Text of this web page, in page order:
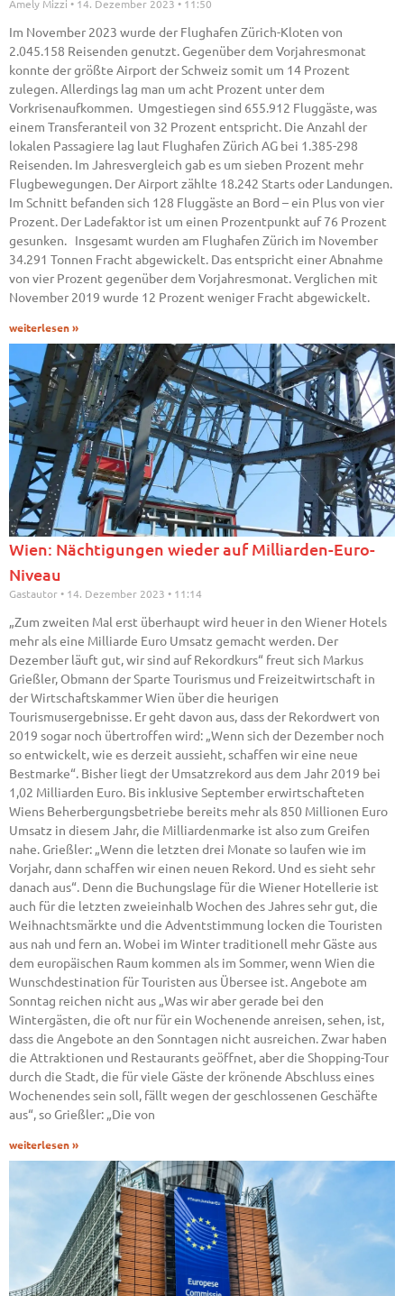
Amely Mizzi 14. Dezember 2023 11:50
Im November 2023 wurde der Flughafen Zürich-Kloten von
2.045.158 Reisenden genutzt. Gegenüber dem Vorjahresmonat
konnte der größte Airport der Schweiz somit um 14 Prozent
zulegen. Allerdings lag man um acht Prozent unter dem
Vorkrisenaufkommen. Umgestiegen sind 655.912 Fluggäste, was
einem Transferanteil von 32 Prozent entspricht. Die Anzahl der
lokalen Passagiere lag laut Flughafen Zürich AG bei 1.385-298
Reisenden. Im Jahresvergleich gab es um sieben Prozent mehr
Flugbewegungen. Der Airport zählte 18.242 Starts oder Landungen.
Im Schnitt befanden sich 128 Fluggäste an Bord – ein Plus von vier
Prozent. Der Ladefaktor ist um einen Prozentpunkt auf 76 Prozent
gesunken. Insgesamt wurden am Flughafen Zürich im November
34.291 Tonnen Fracht abgewickelt. Das entspricht einer Abnahme
von vier Prozent gegenüber dem Vorjahresmonat. Verglichen mit
November 2019 wurde 12 Prozent weniger Fracht abgewickelt.
weiterlesen »
Wien: Nächtigungen wieder auf Milliarden-Euro-
Niveau
Gastautor 14. Dezember 2023 11:14
„Zum zweiten Mal erst überhaupt wird heuer in den Wiener Hotels
mehr als eine Milliarde Euro Umsatz gemacht werden. Der
Dezember läuft gut, wir sind auf Rekordkurs“ freut sich Markus
Grießler, Obmann der Sparte Tourismus und Freizeitwirtschaft in
der Wirtschaftskammer Wien über die heurigen
Tourismusergebnisse. Er geht davon aus, dass der Rekordwert von
2019 sogar noch übertroffen wird: „Wenn sich der Dezember noch
so entwickelt, wie es derzeit aussieht, schaffen wir eine neue
Bestmarke“. Bisher liegt der Umsatzrekord aus dem Jahr 2019 bei
1,02 Milliarden Euro. Bis inklusive September erwirtschafteten
Wiens Beherbergungsbetriebe bereits mehr als 850 Millionen Euro
Umsatz in diesem Jahr, die Milliardenmarke ist also zum Greifen
nahe. Grießler: „Wenn die letzten drei Monate so laufen wie im
Vorjahr, dann schaffen wir einen neuen Rekord. Und es sieht sehr
danach aus“. Denn die Buchungslage für die Wiener Hotellerie ist
auch für die letzten zweieinhalb Wochen des Jahres sehr gut, die
Weihnachtsmärkte und die Adventstimmung locken die Touristen
aus nah und fern an. Wobei im Winter traditionell mehr Gäste aus
dem europäischen Raum kommen als im Sommer, wenn Wien die
Wunschdestination für Touristen aus Übersee ist. Angebote am
Sonntag reichen nicht aus „Was wir aber gerade bei den
Wintergästen, die oft nur für ein Wochenende anreisen, sehen, ist,
dass die Angebote an den Sonntagen nicht ausreichen. Zwar haben
die Attraktionen und Restaurants geöffnet, aber die Shopping-Tour
durch die Stadt, die für viele Gäste der krönende Abschluss eines
Wochenendes sein soll, fällt wegen der geschlossenen Geschäfte
aus“, so Grießler: „Die von
weiterlesen »